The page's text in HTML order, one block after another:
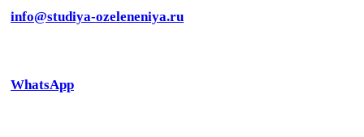
info@studiya-ozeleneniya.ru
WhatsApp